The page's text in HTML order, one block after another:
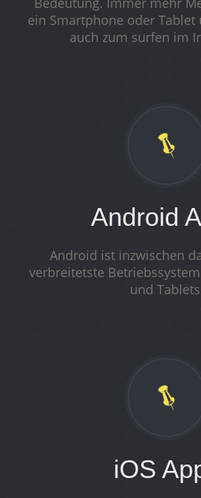
ein Smartphone oder Tablet
auch zum surfen im
Android
Android ist inzwischen
verbreitetste
und
iOS